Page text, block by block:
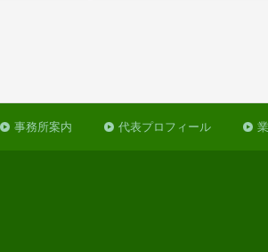
事務所案内 代表プロフィール